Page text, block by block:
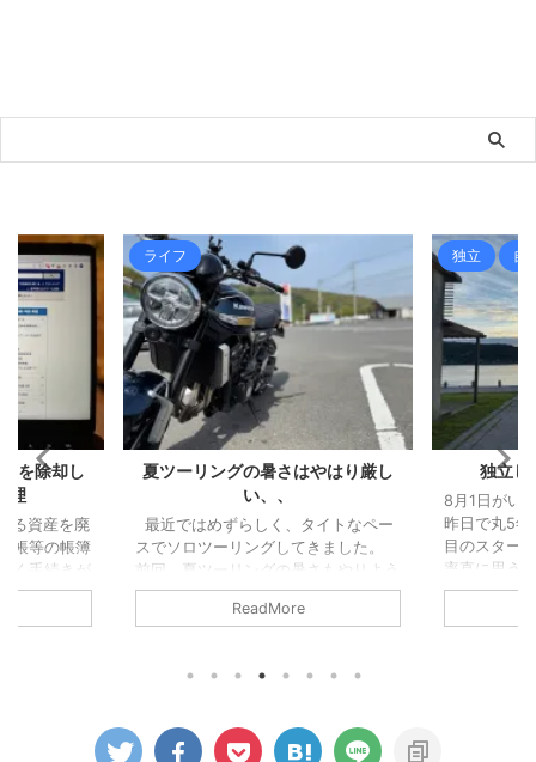
を除却し
理
る資産を廃
帳等の帳簿
く手続きが
除却」と
ライフ
夏ツーリングの暑さはやはり厳し
い、、
最近ではめずらしく、タイトなペー
スでソロツーリングしてきました。
前回、夏ツーリングの暑さもやりよう
はあるはず、という記事を書きました
が、最初に掲げた「ずらす」が中途半
トタイプのジャケットを新調したの
感想としましては、「幾分マシではあ
るものの暑いもんは暑い！」という結
ReadMore
独立 自
独立し
8月1日がい
昨日で丸5年
目のスター
率直に思う
生活できて